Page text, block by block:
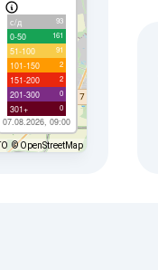
с/д 93
0-50 161
51-100 91
101-150 2
151-200 2
201-300 0
301+ 0
07.08.2026, 09:00
© OpenStreetMap